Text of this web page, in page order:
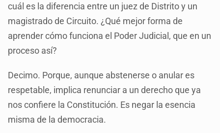
cuál es la diferencia entre un juez de Distrito y un
magistrado de Circuito. ¿Qué mejor forma de
aprender cómo funciona el Poder Judicial, que en un
proceso así?
Decimo. Porque, aunque abstenerse o anular es
respetable, implica renunciar a un derecho que ya
nos confiere la Constitución. Es negar la esencia
misma de la democracia.